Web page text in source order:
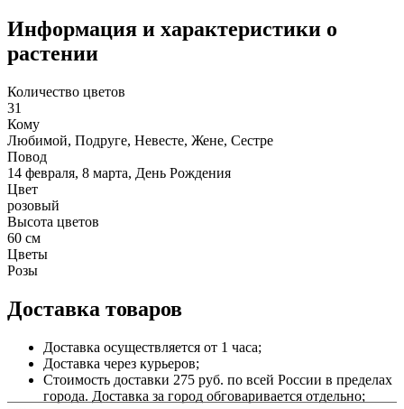
Информация и характеристики о
растении
Количество цветов
31
Кому
Любимой, Подруге, Невесте, Жене, Сестре
Повод
14 февраля, 8 марта, День Рождения
Цвет
розовый
Высота цветов
60 см
Цветы
Розы
Доставка товаров
Доставка осуществляется от 1 часа;
Доставка через курьеров;
Стоимость доставки 275 руб. по всей России в пределах
города. Доставка за город обговаривается отдельно;